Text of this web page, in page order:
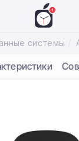
системы